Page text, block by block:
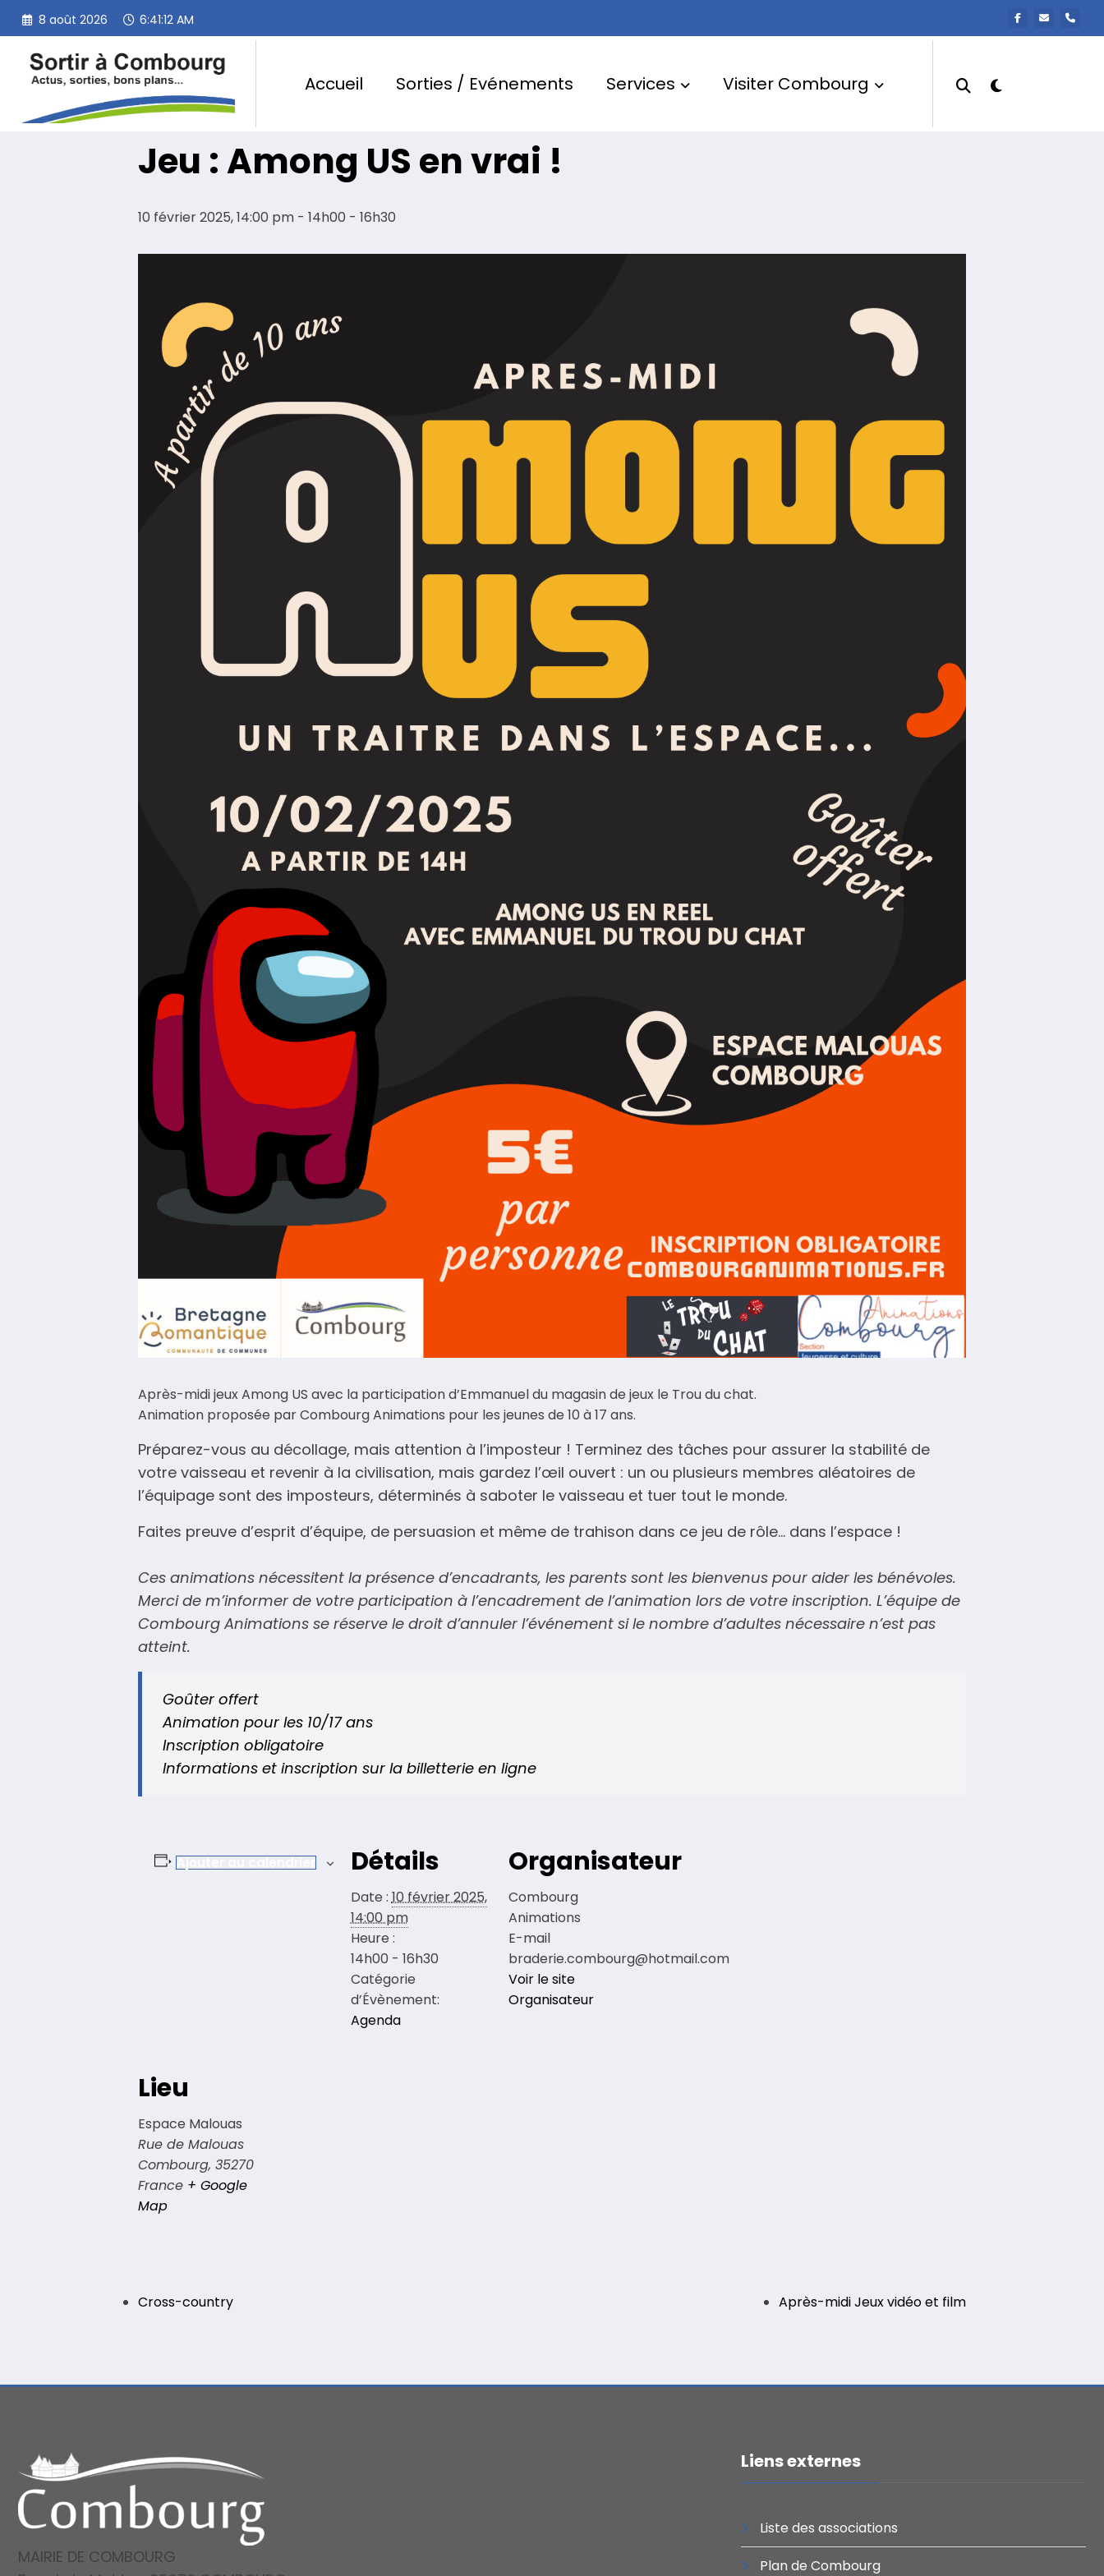
Aller
contenu
8 août 2026 6:41:13 AM
Accueil Sorties / Evénements Services Visiter Combourg
« Tous les Évènements
Cet évènement est passé.
Jeu : Among US en vrai !
10 février 2025, 14:00 pm - 14h00 - 16h30
Après-midi jeux Among US avec la participation d’Emmanuel du magasin de jeux le Trou du chat.
Animation proposée par Combourg Animations pour les jeunes de 10 à 17 ans.
Préparez-vous au décollage, mais attention à l’imposteur ! Terminez des tâches pour assurer la stabilité de
votre vaisseau et revenir à la civilisation, mais gardez l’œil ouvert : un ou plusieurs membres aléatoires de
l’équipage sont des imposteurs, déterminés à saboter le vaisseau et tuer tout le monde.
Faites preuve d’esprit d’équipe, de persuasion et même de trahison dans ce jeu de rôle… dans l’espace !
Ces animations nécessitent la présence d’encadrants, les parents sont les bienvenus pour aider les bénévoles.
Merci de m’informer de votre participation à l’encadrement de l’animation lors de votre inscription. L’équipe de
Combourg Animations se réserve le droit d’annuler l’événement si le nombre d’adultes nécessaire n’est pas
atteint.
Goûter offert
Animation pour les 10/17 ans
Inscription obligatoire
Informations et inscription sur la billetterie en ligne
Détails
Date : 10 février 2025,
14:00 pm
Heure :
14h00 - 16h30
Catégorie
d’Évènement:
Agenda
Organisateur
Combourg
Animations
E-mail
braderie.combourg@hotmail.com
Voir le site
Organisateur
Lieu
Espace Malouas
Rue de Malouas
Combourg, 35270
France + Google
Map
Cross-country Après-midi Jeux vidéo et film
MAIRIE DE COMBOURG
Liens externes
Liste des associations
Plan de Combourg